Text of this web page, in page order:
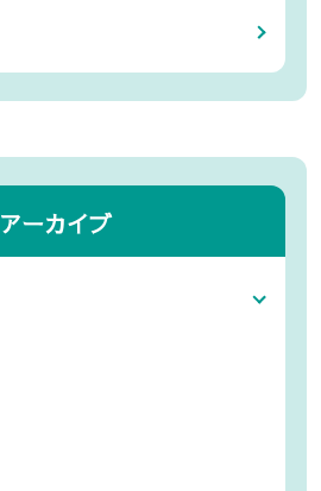
アーカイブ